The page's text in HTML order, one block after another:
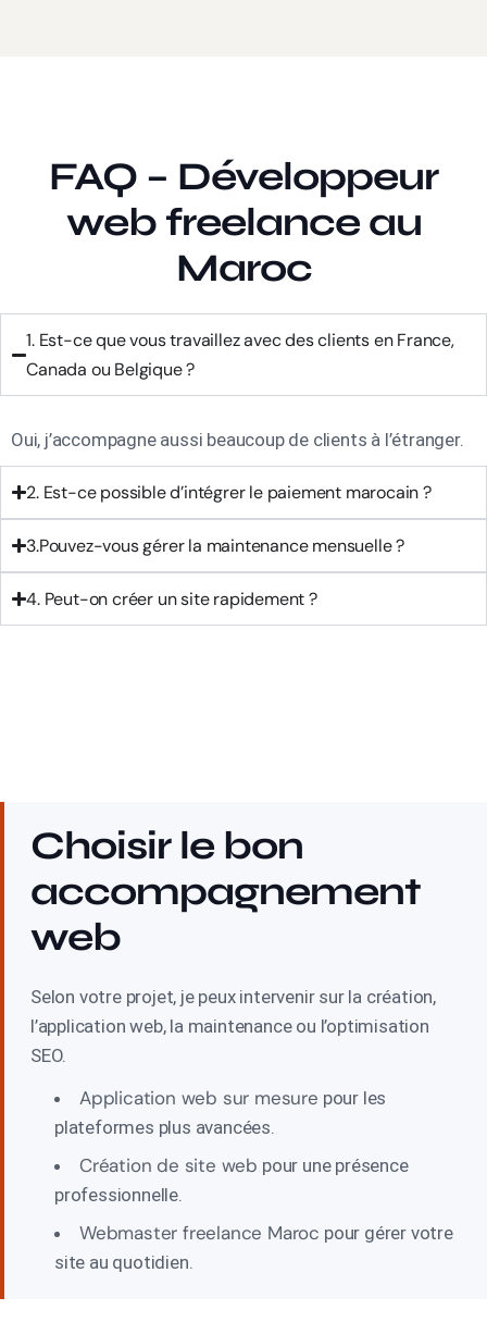
FAQ – Développeur
web freelance au
Maroc
1. Est-ce que vous travaillez avec des clients en France,
Canada ou Belgique ?
Oui, j’accompagne aussi beaucoup de clients à l’étranger.
2. Est-ce possible d’intégrer le paiement marocain ?
3.Pouvez-vous gérer la maintenance mensuelle ?
4. Peut-on créer un site rapidement ?
Choisir le bon
accompagnement
web
Selon votre projet, je peux intervenir sur la création,
l’application web, la maintenance ou l’optimisation
SEO.
Application web sur mesure pour les
plateformes plus avancées.
Création de site web pour une présence
professionnelle.
Webmaster freelance Maroc pour gérer votre
site au quotidien.